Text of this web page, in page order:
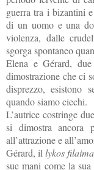
guerra tra i bizantini
di un uomo e una
violenza, dalle
sgorga spontaneo
Elena e Gérard,
dimostrazione che ci
disprezzo, esistono
quando siamo ciechi.
L’autrice costringe
si dimostra ancora
all’attrazione e
Gérard, illykos
sue mani come la